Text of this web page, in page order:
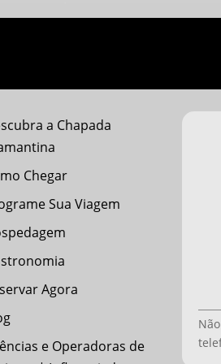
a Chapada
Chegar
Sua Viagem
Agora
e Operadoras de